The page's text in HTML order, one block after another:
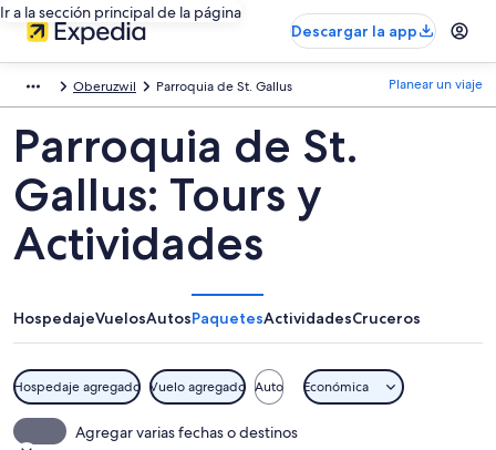
Ir a la sección principal de la página
Descargar la app
Oberuzwil Parroquia de St. Gallus Planear un viaje
Parroquia de St.
Gallus: Tours y
Actividades
HospedajeVuelosAutosPaquetesActividadesCruceros
Hospedaje agregado Vuelo agregado Auto Económica
Agregar varias fechas o destinos